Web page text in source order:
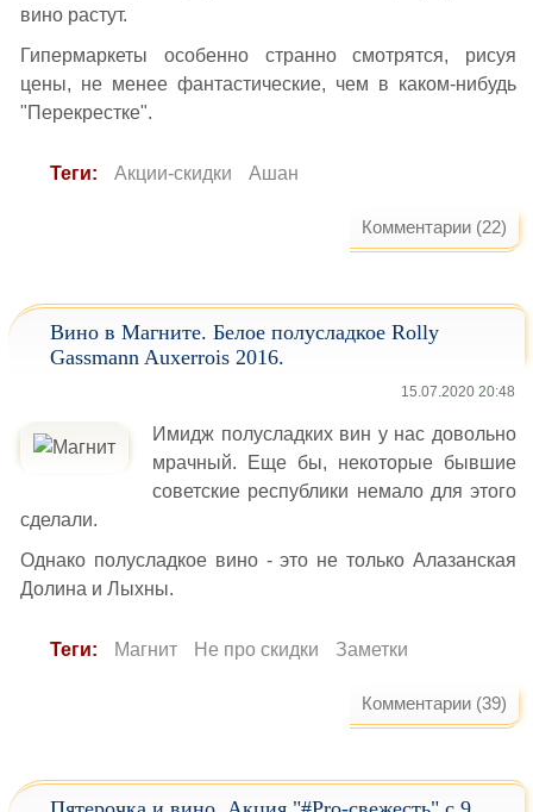
вино растут.
Гипермаркеты особенно странно смотрятся, рисуя
цены, не менее фантастические, чем в каком-нибудь
"Перекрестке".
Теги: Акции-скидки Ашан
Комментарии (22)
Вино в Магните. Белое полусладкое Rolly
Gassmann Auxerrois 2016.
15.07.2020 20:48
Имидж полусладких вин у нас довольно
мрачный. Еще бы, некоторые бывшие
советские республики немало для этого
сделали.
Однако полусладкое вино - это не только Алазанская
Долина и Лыхны.
Теги: Магнит Не про скидки Заметки
Комментарии (39)